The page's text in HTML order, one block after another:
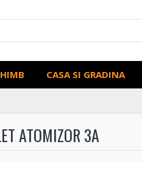
CASA SI GRADINA
ATOMIZOR 3A